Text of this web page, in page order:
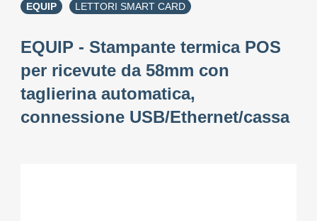
EQUIP LETTORI SMART CARD
EQUIP - Stampante termica POS
per ricevute da 58mm con
taglierina automatica,
connessione USB/Ethernet/cassa